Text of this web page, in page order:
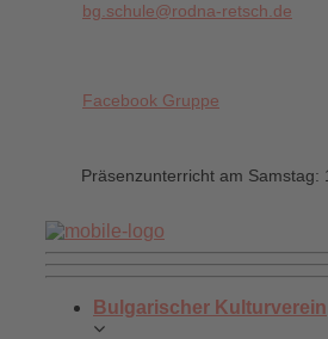
bg.schule@rodna-retsch.de
Facebook Gruppe
Präsenzunterricht am Samstag:
Bulgarischer Kulturverein